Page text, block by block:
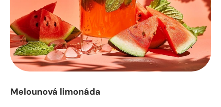
Melounová limonáda